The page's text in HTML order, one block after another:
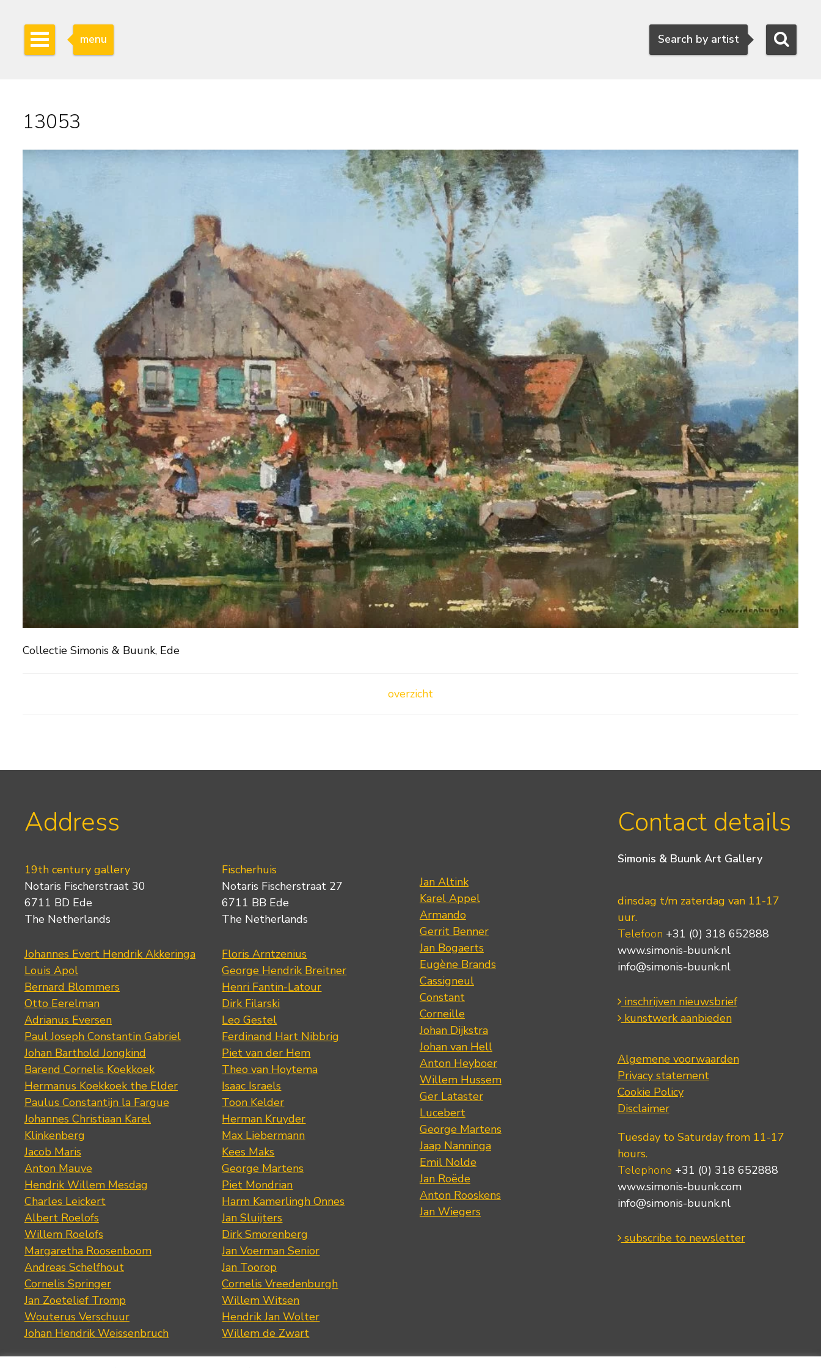
Search
Search by artist
menu
13053
Collectie Simonis & Buunk, Ede
overzicht
Address
19th century gallery
Notaris Fischerstraat 30
6711 BD Ede
The Netherlands
Johannes Evert Hendrik Akkeringa
Louis Apol
Bernard Blommers
Otto Eerelman
Adrianus Eversen
Paul Joseph Constantin Gabriel
Johan Barthold Jongkind
Barend Cornelis Koekkoek
Hermanus Koekkoek the Elder
Paulus Constantijn la Fargue
Johannes Christiaan Karel
Klinkenberg
Jacob Maris
Anton Mauve
Hendrik Willem Mesdag
Charles Leickert
Albert Roelofs
Willem Roelofs
Margaretha Roosenboom
Andreas Schelfhout
Cornelis Springer
Jan Zoetelief Tromp
Wouterus Verschuur
Johan Hendrik Weissenbruch
Fischerhuis
Notaris Fischerstraat 27
6711 BB Ede
The Netherlands
Floris Arntzenius
George Hendrik Breitner
Henri Fantin-Latour
Dirk Filarski
Leo Gestel
Ferdinand Hart Nibbrig
Piet van der Hem
Theo van Hoytema
Isaac Israels
Toon Kelder
Herman Kruyder
Max Liebermann
Kees Maks
George Martens
Piet Mondrian
Harm Kamerlingh Onnes
Jan Sluijters
Dirk Smorenberg
Jan Voerman Senior
Jan Toorop
Cornelis Vreedenburgh
Willem Witsen
Hendrik Jan Wolter
Willem de Zwart
Jan Altink
Karel Appel
Armando
Gerrit Benner
Jan Bogaerts
Eugène Brands
Cassigneul
Constant
Corneille
Johan Dijkstra
Johan van Hell
Anton Heyboer
Willem Hussem
Ger Lataster
Lucebert
George Martens
Jaap Nanninga
Emil Nolde
Jan Roëde
Anton Rooskens
Jan Wiegers
Contact details
Simonis & Buunk Art Gallery
dinsdag t/m zaterdag van 11-17
uur.
Telefoon +31 (0) 318 652888
www.simonis-buunk.nl
info@simonis-buunk.nl
inschrijven nieuwsbrief
kunstwerk aanbieden
Algemene voorwaarden
Privacy statement
Cookie Policy
Disclaimer
Tuesday to Saturday from 11-17
hours.
Telephone +31 (0) 318 652888
www.simonis-buunk.com
info@simonis-buunk.nl
subscribe to newsletter